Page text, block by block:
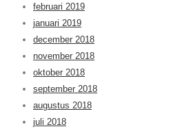
februari 2019
januari 2019
december 2018
november 2018
oktober 2018
september 2018
augustus 2018
juli 2018